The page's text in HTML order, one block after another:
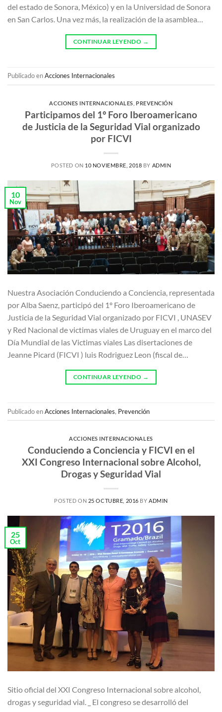
del estado de Sonora, México) y en la Universidad de Sonora
en San Carlos. Una vez más, la realización de la asamblea…
CONTINUAR LEYENDO →
Publicado enAcciones Internacionales
ACCIONES INTERNACIONALES PREVENCIÓN
Participamos del 1º Foro Iberoamericano
de Justicia de la Seguridad Vial organizado
por FICVI
POSTED ON 10 NOVIEMBRE, 2018 BY ADMIN
10
Nov
Nuestra Asociación Conduciendo a Conciencia, representada
por Alba Saenz, participó del 1º Foro Iberoamericano de
Justicia de la Seguridad Vial organizado por FICVI , UNASEV
y Red Nacional de victimas viales de Uruguay en el marco del
Día Mundial de las Victimas viales Las disertaciones de
Jeanne Picard (FICVI ) luis Rodriguez Leon (fiscal de…
CONTINUAR LEYENDO →
Publicado enAcciones Internacionales, Prevención
ACCIONES INTERNACIONALES
Conduciendo a Conciencia y FICVI en el
XXI Congreso Internacional sobre Alcohol,
Drogas y Seguridad Vial
POSTED ON 25 OCTUBRE, 2016 BY ADMIN
25
Oct
Sitio oficial del XXI Congreso Internacional sobre alcohol,
drogas y seguridad vial. _ El congreso se desarrolló del